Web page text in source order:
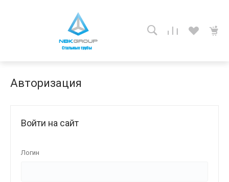
Авторизация
Войти на сайт
Логин